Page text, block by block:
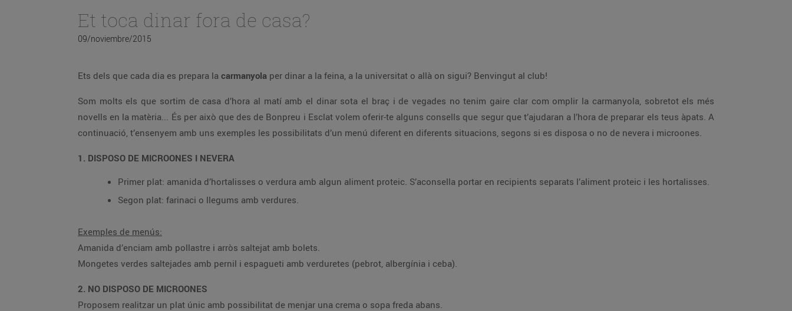
Et toca dinar fora de casa?
09/noviembre/2015
Ets dels que cada dia es prepara la carmanyola per dinar a la feina, a la universitat o allà on sigui? Benvingut al club!
Som molts els que sortim de casa d’hora al matí amb el dinar sota el braç i de vegades no tenim gaire clar com omplir la carmanyola, sobretot els més
novells en la matèria... És per això que des de Bonpreu i Esclat volem oferir-te alguns consells que segur que t’ajudaran a l’hora de preparar els teus àpats. A
continuació, t’ensenyem amb uns exemples les possibilitats d’un menú diferent en diferents situacions, segons si es disposa o no de nevera i microones.
1. DISPOSO DE MICROONES I NEVERA
Primer plat: amanida d’hortalisses o verdura amb algun aliment proteic. S’aconsella portar en recipients separats l’aliment proteic i les hortalisses.
Segon plat: farinaci o llegums amb verdures.
Exemples de menús:
Amanida d’enciam amb pollastre i arròs saltejat amb bolets.
Mongetes verdes saltejades amb pernil i espagueti amb verduretes (pebrot, albergínia i ceba).
2. NO DISPOSO DE MICROONES
Proposem realitzar un plat únic amb possibilitat de menjar una crema o sopa freda abans.